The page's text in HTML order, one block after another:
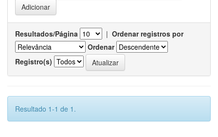
Resultados/Página | Ordenar registros por
Ordenar
Registro(s)
Resultado 1-1 de 1.